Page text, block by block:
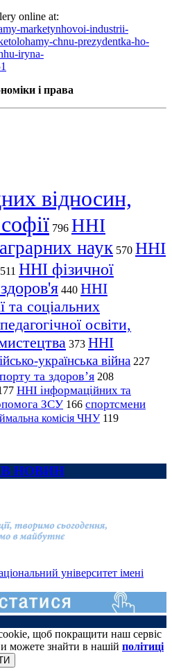
online at:
marketynhovoi-industrii-
chnu-prezydentka-ho-
iryna-
і права
відносин,
796 ННІ
наук 570 ННІ
511 ННІ фізичної
440 ННІ
та соціальних
освіти,
373 ННІ
українська війна 227
та здоров’я 208
ННІ інформаційних та
ЗСУ 166 спортсмени
комісія ЧНУ 119
НОВИН
університет імені
щоб покращити наш сервіс
можете знайти в нашій політиці